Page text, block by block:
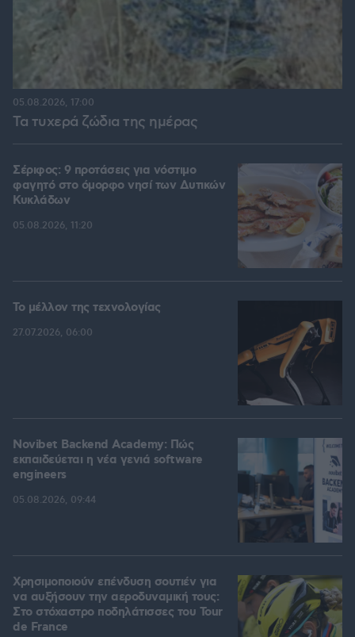
Τα τυχερά ζώδια της ημέρας
05.08.2026, 17:00
Σέριφος: 9 προτάσεις για νόστιμο
φαγητό στο όμορφο νησί των Δυτικών
Κυκλάδων
05.08.2026, 11:20
Το μέλλον της τεχνολογίας
27.07.2026, 06:00
Novibet Backend Academy: Πώς
εκπαιδεύεται η νέα γενιά software
engineers
05.08.2026, 09:44
Χρησιμοποιούν επένδυση σουτιέν για
να αυξήσουν την αεροδυναμική τους:
Στο στόχαστρο ποδηλάτισσες του Tour
de France